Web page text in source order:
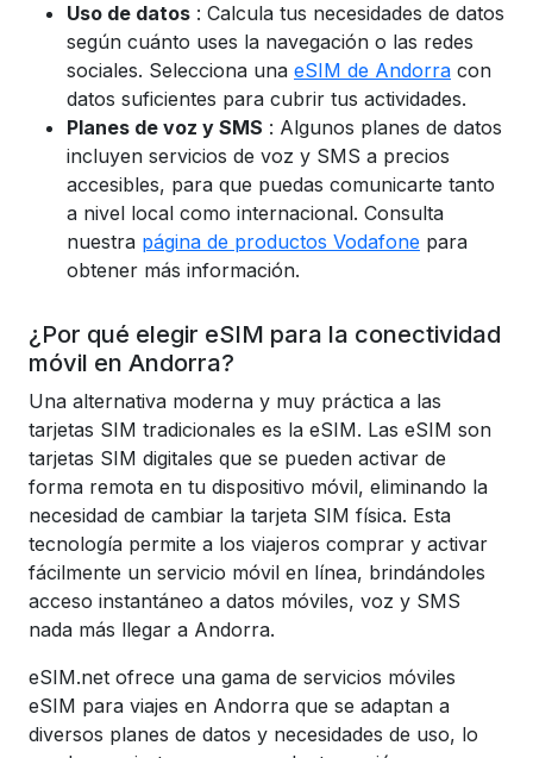
Uso de datos : Calcula tus necesidades de datos
según cuánto uses la navegación o las redes
sociales. Selecciona una eSIM de Andorra con
datos suficientes para cubrir tus actividades.
Planes de voz y SMS : Algunos planes de datos
incluyen servicios de voz y SMS a precios
accesibles, para que puedas comunicarte tanto
a nivel local como internacional. Consulta
nuestra página de productos Vodafone para
obtener más información.
¿Por qué elegir eSIM para la conectividad
móvil en Andorra?
Una alternativa moderna y muy práctica a las
tarjetas SIM tradicionales es la eSIM. Las eSIM son
tarjetas SIM digitales que se pueden activar de
forma remota en tu dispositivo móvil, eliminando la
necesidad de cambiar la tarjeta SIM física. Esta
tecnología permite a los viajeros comprar y activar
fácilmente un servicio móvil en línea, brindándoles
acceso instantáneo a datos móviles, voz y SMS
nada más llegar a Andorra.
eSIM.net ofrece una gama de servicios móviles
eSIM para viajes en Andorra que se adaptan a
diversos planes de datos y necesidades de uso, lo